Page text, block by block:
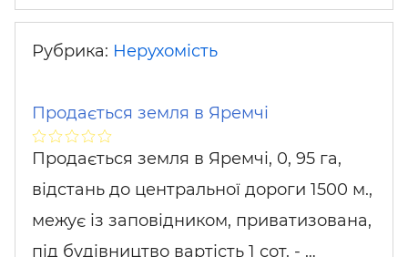
Рубрика: Нерухомість
Продається земля в Яремчі
Продається земля в Яремчі, 0, 95 га,
відстань до центральної дороги 1500 м.,
межує із заповідником, приватизована,
під будівництво вартість 1 сот. - …